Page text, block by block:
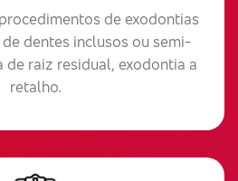
de exodontias
dentes inclusos ou semi-
de raiz residual, exodontia a
retalho.